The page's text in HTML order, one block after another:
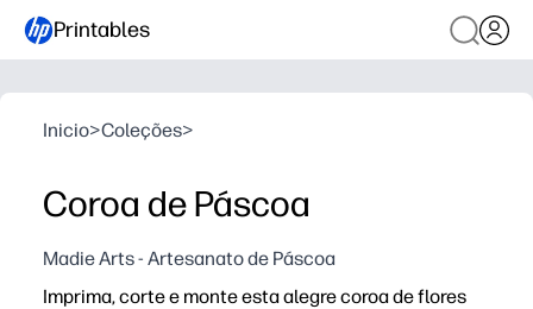
Printables
Inicio>Coleções>
Coroa de Páscoa
Madie Arts - Artesanato de Páscoa
Imprima, corte e monte esta alegre coroa de flores